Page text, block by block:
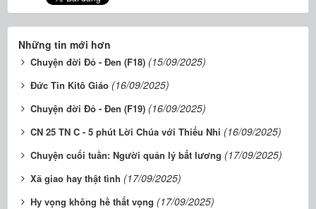
Những tin mới hơn
Chuyện đời Đỏ - Đen (F18) (15/09/2025)
Đức Tin Kitô Giáo (16/09/2025)
Chuyện đời Đỏ - Đen (F19) (16/09/2025)
CN 25 TN C - 5 phút Lời Chúa với Thiếu Nhi (16/09/2025)
Chuyện cuối tuần: Người quản lý bất lương (17/09/2025)
Xã giao hay thật tình (17/09/2025)
Hy vọng không hề thất vọng (17/09/2025)